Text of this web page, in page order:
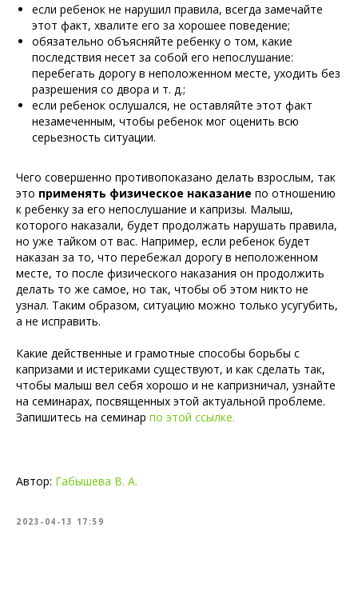
если ребенок не нарушил правила, всегда замечайте
этот факт, хвалите его за хорошее поведение;
обязательно объясняйте ребенку о том, какие
последствия несет за собой его непослушание:
перебегать дорогу в неположенном месте, уходить без
разрешения со двора и т. д.;
если ребенок ослушался, не оставляйте этот факт
незамеченным, чтобы ребенок мог оценить всю
серьезность ситуации.
Чего совершенно противопоказано делать взрослым, так
это применять физическое наказание по отношению
к ребенку за его непослушание и капризы. Малыш,
которого наказали, будет продолжать нарушать правила,
но уже тайком от вас. Например, если ребенок будет
наказан за то, что перебежал дорогу в неположенном
месте, то после физического наказания он продолжить
делать то же самое, но так, чтобы об этом никто не
узнал. Таким образом, ситуацию можно только усугубить,
а не исправить.
Какие действенные и грамотные способы борьбы с
капризами и истериками существуют, и как сделать так,
чтобы малыш вел себя хорошо и не капризничал, узнайте
на семинарах, посвященных этой актуальной проблеме.
Запишитесь на семинар по этой ссылке.
Автор: Габышева В. А.
2023-04-13 17:59